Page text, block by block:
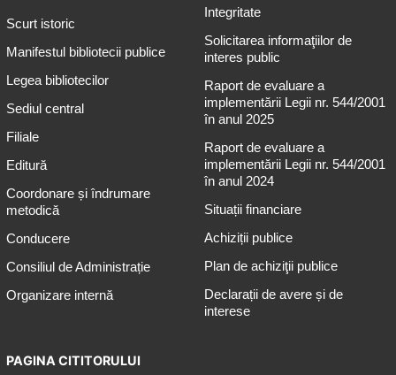
Scurt istoric
Manifestul bibliotecii publice
Legea bibliotecilor
Sediul central
Filiale
Editură
Coordonare și îndrumare
metodică
Conducere
Consiliul de Administrație
Organizare internă
Integritate
Solicitarea informaţiilor de
interes public
Raport de evaluare a
implementării Legii nr. 544/2001
în anul 2025
Raport de evaluare a
implementării Legii nr. 544/2001
în anul 2024
Situații financiare
Achiziții publice
Plan de achiziţii publice
Declarații de avere și de
interese
PAGINA CITITORULUI